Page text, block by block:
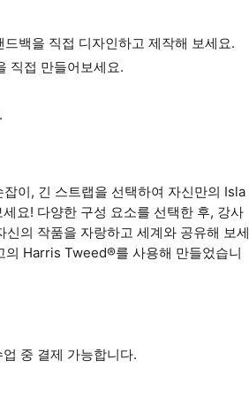
백을 직접 디자인하고 제작해 보세요.
직접 만들어보세요.
이, 긴 스트랩을 선택하여 자신만의 Isla
요! 다양한 구성 요소를 선택한 후, 강사
의 작품을 자랑하고 세계와 공유해 보세
의 Harris Tweed®를 사용해 만들었습니
중 결제 가능합니다.